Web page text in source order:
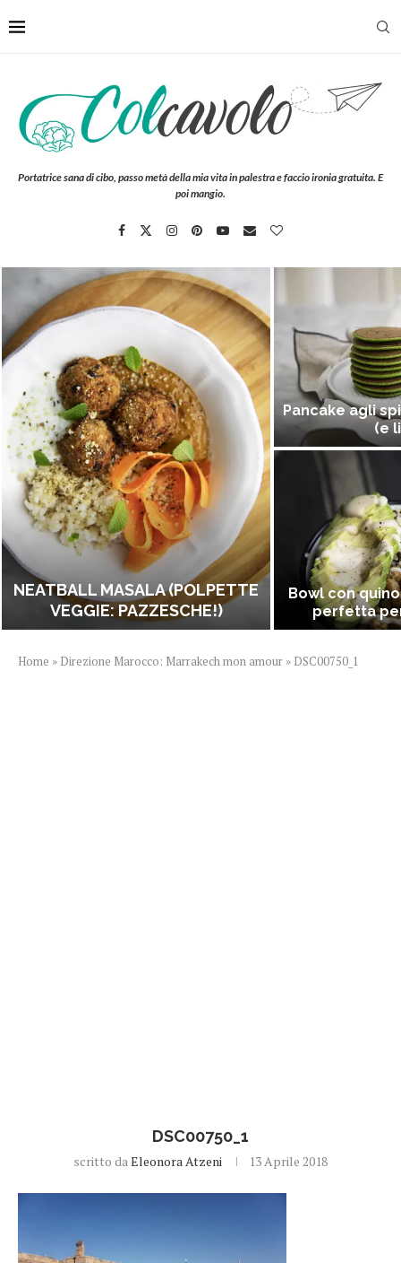
Portatrice sana di cibo, passo metà della mia vita in palestra e faccio ironia gratuita. E
poi mangio.
NEATBALL MASALA (POLPETTE
VEGGIE: PAZZESCHE!)
Pancake agli
(e
Bowl con
perfetta
Home » Direzione Marocco: Marrakech mon amour » DSC00750_1
DSC00750_1
scritto daEleonora Atzeni 13 Aprile 2018